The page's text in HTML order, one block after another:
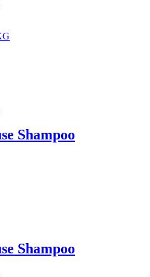
Shampoo
Shampoo